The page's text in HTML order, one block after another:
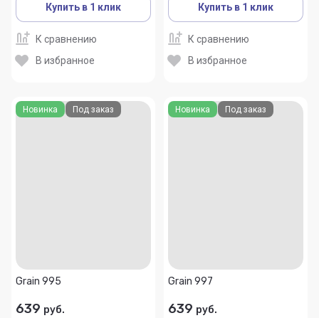
Купить в 1 клик
К сравнению
В избранное
Купить в 1 клик
К сравнению
В избранное
Новинка Под заказ
Grain 995
639 руб.
Новинка Под заказ
Grain 997
639 руб.